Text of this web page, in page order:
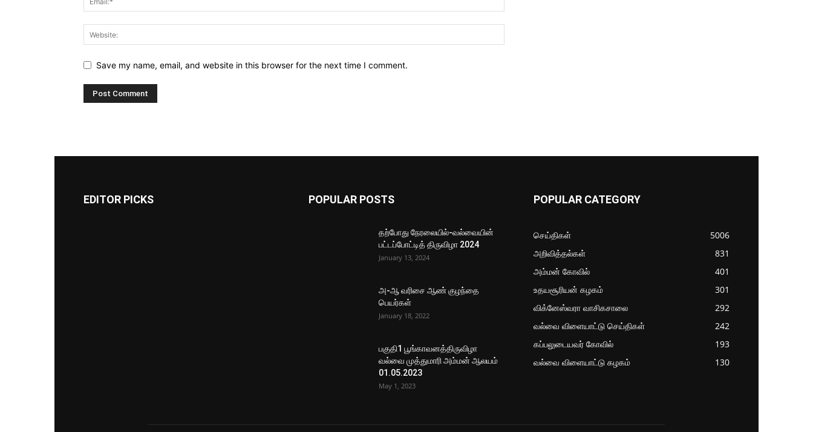
Save my name, email, and website in this browser for the next time I comment.
EDITOR PICKS POPULAR POSTS
தற்போது நேரலையில்-வல்வையின்
பட்டப்போட்டித் திருவிழா 2024
January 13, 2024
அ-ஆ வரிசை ஆண் குழந்தை
பெயர்கள்
January 18, 2022
பகுதி1 பூங்காவனத்திருவிழா
வல்வை முத்துமாரி அம்மன் ஆலயம்
01.05.2023
May 1, 2023
POPULAR CATEGORY
செய்திகள்
5006
அறிவித்தல்கள்
831
அம்மன் கோவில்
401
உதயசூரியன் கழகம்
301
விக்னேஸ்வரா வாசிகசாலை
292
வல்வை விளையாட்டு செய்திகள்
242
கப்பலுடையவர் கோவில்
193
வல்வை விளையாட்டு கழகம்
130